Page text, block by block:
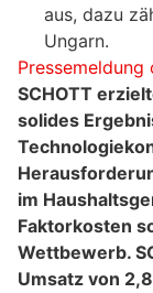
aus, dazu
Ungarn.
SCHOTT
solides
im
Faktorkosten
Wettbewerb.
Umsatz von